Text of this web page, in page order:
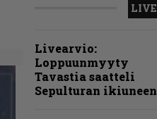
LIVE
Livearvio:
Loppuunmyyty
Tavastia saatteli
Sepulturan ikiuneen